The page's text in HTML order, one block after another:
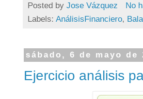
Posted by Jose Vázquez
No
Labels: AnálisisFinanciero,
sábado, 6 de mayo de
Ejercicio análisis